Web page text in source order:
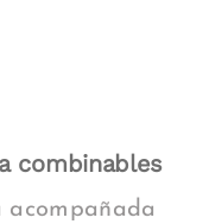
combinables
acompañada